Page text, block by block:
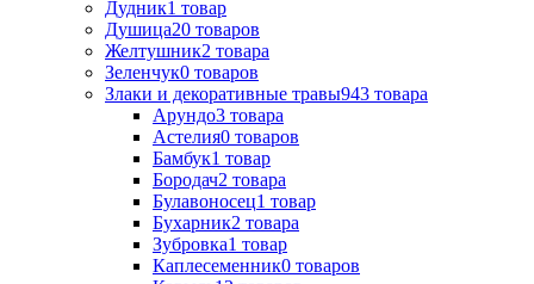
Дудник1 товар
Душица20 товаров
Желтушник2 товара
Зеленчук0 товаров
Злаки и декоративные травы943 товара
Арундо3 товара
Астелия0 товаров
Бамбук1 товар
Бородач2 товара
Булавоносец1 товар
Бухарник2 товара
Зубровка1 товар
Каплесеменник0 товаров